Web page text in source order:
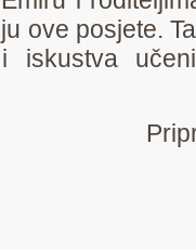
ove posjete.
iskustva